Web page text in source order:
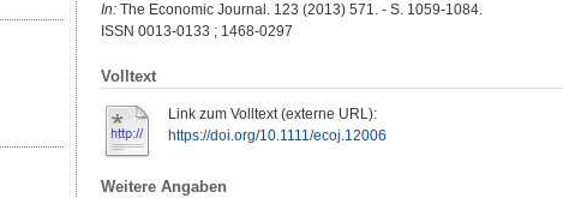
In: The Economic Journal. 123 (2013) 571. - S. 1059-1084.
ISSN 0013-0133 ; 1468-0297
Volltext
Link zum Volltext (externe URL):
https://doi.org/10.1111/ecoj.12006
Weitere Angaben